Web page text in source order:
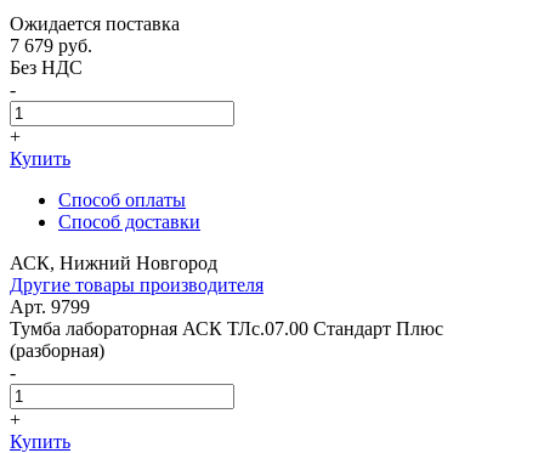
Ожидается поставка
7 679 руб.
Без НДС
-
+
Купить
Способ оплаты
Способ доставки
АСК, Нижний Новгород
Другие товары производителя
Арт. 9799
Тумба лабораторная АСК ТЛс.07.00 Стандарт Плюс
(разборная)
-
+
Купить